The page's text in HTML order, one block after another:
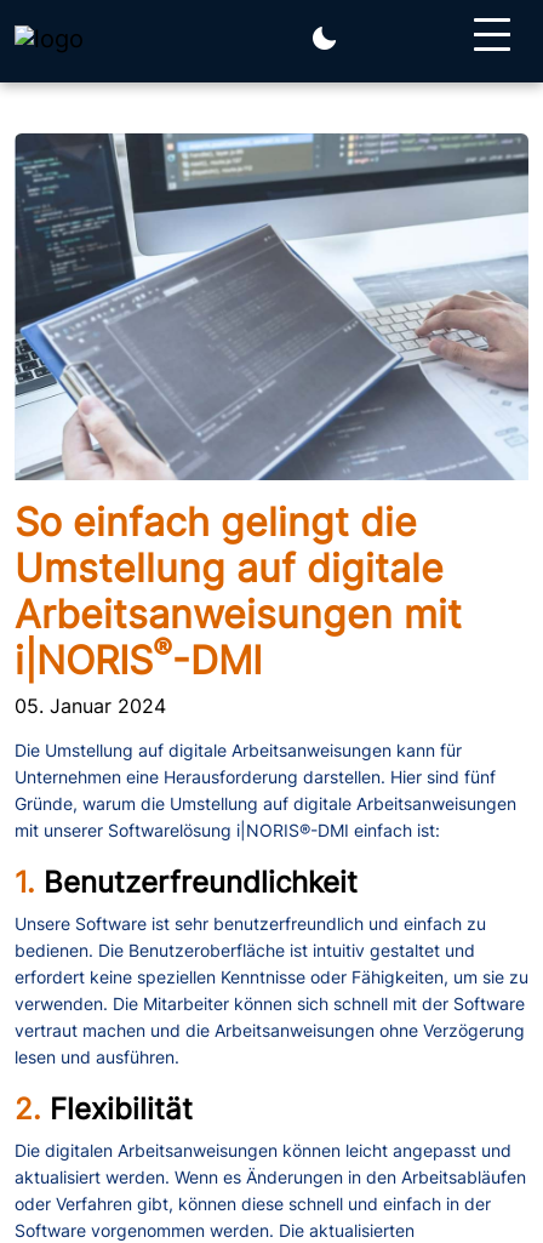
So einfach gelingt die
Umstellung auf digitale
Arbeitsanweisungen mit
i|NORIS®-DMI
05. Januar 2024
Die Umstellung auf digitale Arbeitsanweisungen kann für
Unternehmen eine Herausforderung darstellen. Hier sind fünf
Gründe, warum die Umstellung auf digitale Arbeitsanweisungen
mit unserer Softwarelösung i|NORIS®-DMI einfach ist:
1. Benutzerfreundlichkeit
Unsere Software ist sehr benutzerfreundlich und einfach zu
bedienen. Die Benutzeroberfläche ist intuitiv gestaltet und
erfordert keine speziellen Kenntnisse oder Fähigkeiten, um sie zu
verwenden. Die Mitarbeiter können sich schnell mit der Software
vertraut machen und die Arbeitsanweisungen ohne Verzögerung
lesen und ausführen.
2. Flexibilität
Die digitalen Arbeitsanweisungen können leicht angepasst und
aktualisiert werden. Wenn es Änderungen in den Arbeitsabläufen
oder Verfahren gibt, können diese schnell und einfach in der
Software vorgenommen werden. Die aktualisierten